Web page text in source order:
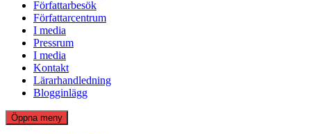
Författarbesök
Författarcentrum
I media
Pressrum
I media
Kontakt
Lärarhandledning
Blogginlägg
Öppna meny